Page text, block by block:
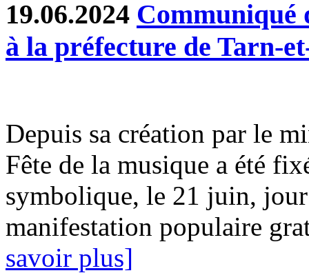
19.06.2024 Communiqué
à la préfecture de Tarn-
Depuis sa création par le
Fête de la musique a été
symbolique, le 21 juin,
manifestation populaire
savoir plus]